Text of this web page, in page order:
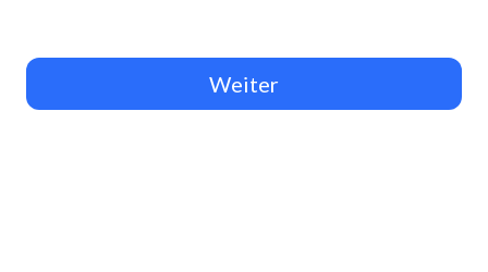
Weiter